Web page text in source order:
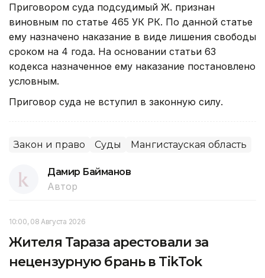
Приговором суда подсудимый Ж. признан
виновным по статье 465 УК РК. По данной статье
ему назначено наказание в виде лишения свободы
сроком на 4 года. На основании статьи 63
кодекса назначенное ему наказание постановлено
условным.
Приговор суда не вступил в законную силу.
Закон и право Суды Мангистауская область
Дамир Байманов
Автор
10:00, 08 Августа 2026
Жителя Тараза арестовали за
нецензурную брань в TikTok